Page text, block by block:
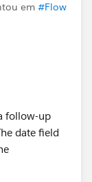
em #Flow
follow-up
date field